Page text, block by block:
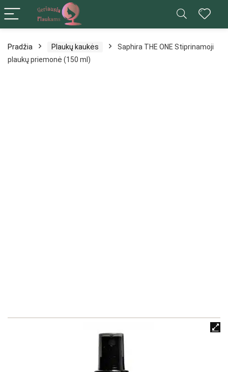
Pradžia Plaukų kaukės
Saphira THE ONE Stiprinamoji
plaukų priemonė (150 ml)